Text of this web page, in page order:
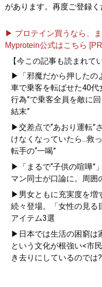
があります。再度ご登録く
▶ プロテイン買うなら、ま
Myprotein公式はこちら
【今この記事も読まれて
▶「邪魔だから押したの
車で乗客を転ばせた40代
行為”で乗客全員を敵に
結末”
▶交差点で“あおり運転”
けなくなっていたら...救
転手の“一喝”
▶「まるで“子供の喧嘩”
マン同士が口論に。周囲
▶男女ともに充実度を増
続々登場。「女性の見る
アイテム3選
▶日本では生活の困窮は
という文化が根強い<市
き去りにしているのでは